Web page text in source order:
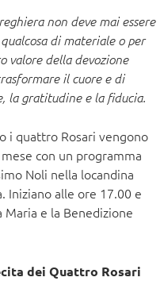
non deve mai essere
di materiale o per
valore della devozione
il cuore e di
la gratitudine e la fiducia.
i quattro Rosari vengono
con un programma
Noli nella locandina
Iniziano alle ore 17.00 e
Maria e la Benedizione
dei Quattro Rosari